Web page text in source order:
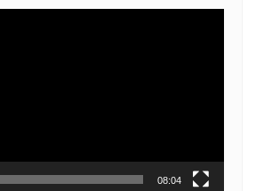
08:04